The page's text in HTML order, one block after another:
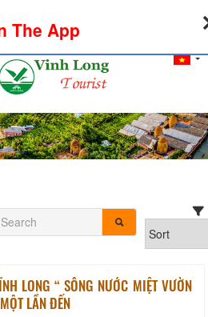
Sign in
LONG “ SÔNG NƯỚC MIỆT VƯỜN
LẦN ĐẾN
The App